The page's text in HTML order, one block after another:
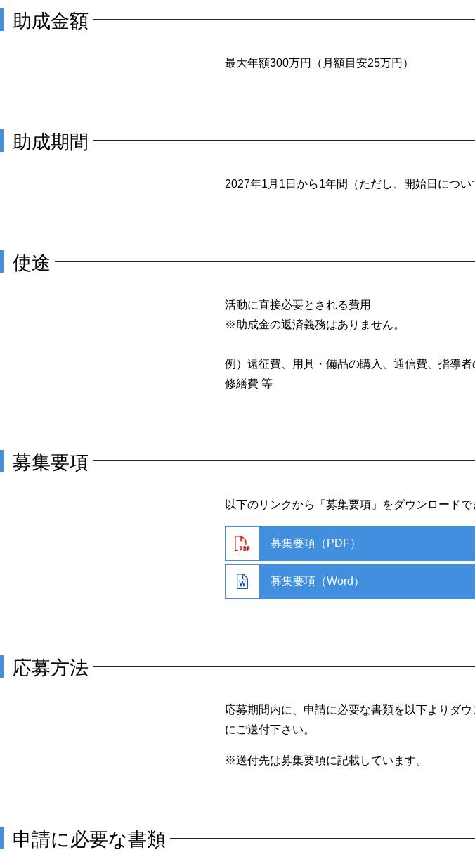
助成金額
最大年額300万円（月額目安25万円）
助成期間
2027年1月1日から1年間（ただし、開始日につい
使途
活動に直接必要とされる費用
※助成金の返済義務はありません。
例）遠征費、用具・備品の購入、通信費、指導
修繕費 等
募集要項
以下のリンクから「募集要項」をダウンロードで
募集要項（PDF）
募集要項（Word）
応募方法
応募期間内に、申請に必要な書類を以下よりダ
にご送付下さい。
※送付先は募集要項に記載しています。
申請に必要な書類